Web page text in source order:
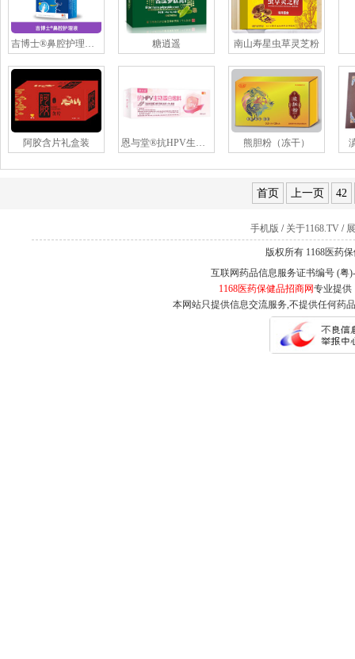
吉博士®鼻腔护理液 贴牌 糖逍遥 南山寿星虫草灵芝粉
阿胶含片礼盒装 恩与堂®抗HPV生物蛋白敷料 熊胆粉（冻干）
首页 上一页 42
手机版 / 关于1168.TV /
版权所有 1168医药
互联网药品信息服务证书编号 (粤
1168医药保健品招商网专业提供
本网站只提供信息交流服务,不提供任何药